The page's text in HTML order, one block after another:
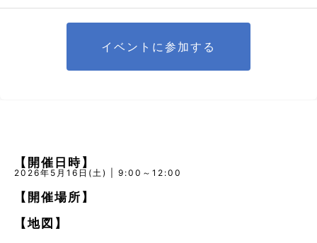
イベントに参加する
【開催日時】
2026年5月16日(土) | 9:00～12:00
【開催場所】
【地図】